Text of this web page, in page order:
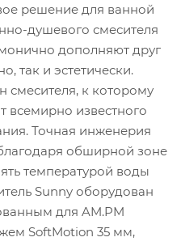
решение для ванной
душевого смесителя
дополняют друг
так и эстетически.
смесителя, к которому
всемирно известного
Точная инженерия
обширной зоне
температурой воды
Sunny оборудован
для AM.PM
SoftMotion 35 мм,